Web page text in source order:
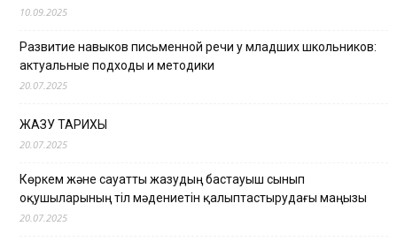
10.09.2025
Развитие навыков письменной речи у младших школьников:
актуальные подходы и методики
20.07.2025
ЖАЗУ ТАРИХЫ
20.07.2025
Көркем және сауатты жазудың бастауыш сынып
оқушыларының тіл мәдениетін қалыптастырудағы маңызы
20.07.2025